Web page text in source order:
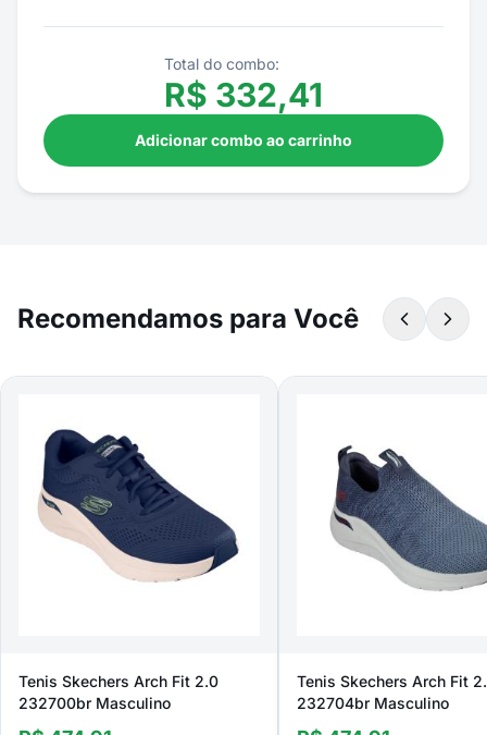
Total do combo:
R$ 332,41
Adicionar combo ao carrinho
Recomendamos para Você
Tenis Skechers Arch Fit 2.0
232700br Masculino
Tenis Skechers Arch Fit
232704br Masculino